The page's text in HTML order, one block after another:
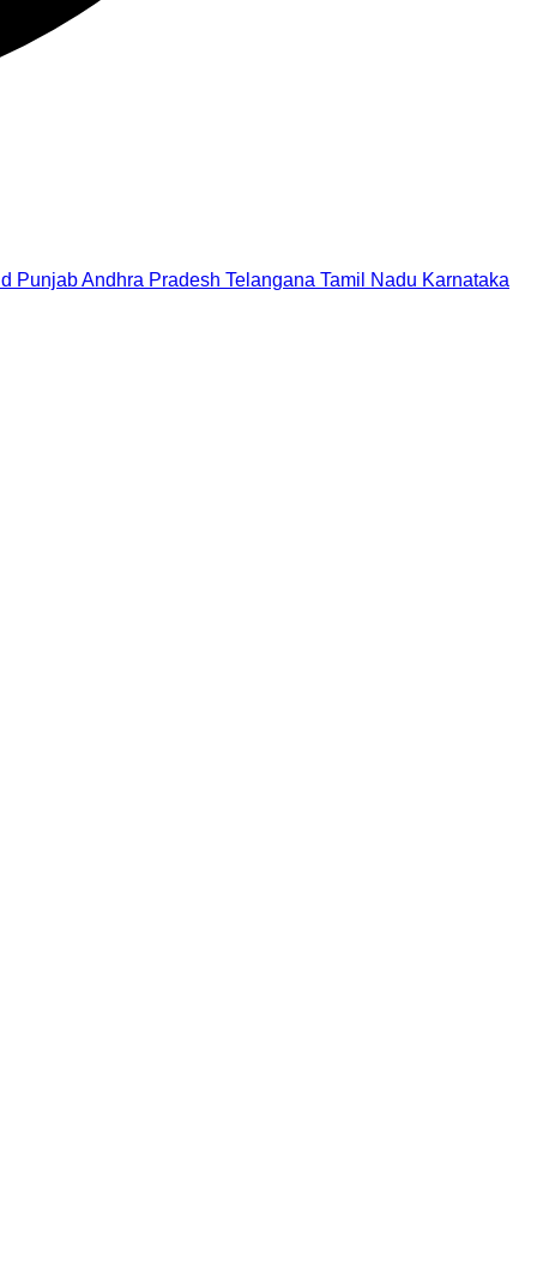
PunjabAndhra Pradesh Telangana Tamil Nadu Karnataka